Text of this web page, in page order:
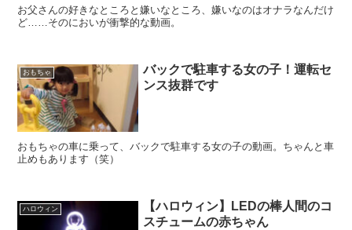
お父さんの好きなところと嫌いなところ、嫌いなのはオナラなんだけ
ど……そのにおいが衝撃的な動画。
おもちゃ
バックで駐車する女の子！運転セ
ンス抜群です
おもちゃの車に乗って、バックで駐車する女の子の動画。ちゃんと車
止めもあります（笑）
ハロウィン
【ハロウィン】LEDの棒人間のコ
スチュームの赤ちゃん